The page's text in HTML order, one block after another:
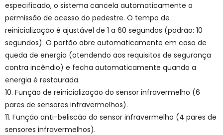
especificado, o sistema cancela automaticamente a
permissão de acesso do pedestre. O tempo de
reinicialização é ajustável de 1 a 60 segundos (padrão: 10
segundos). O portão abre automaticamente em caso de
queda de energia (atendendo aos requisitos de segurança
contra incêndio) e fecha automaticamente quando a
energia é restaurada.
10. Função de reinicialização do sensor infravermelho (6
pares de sensores infravermelhos).
11. Função anti-beliscão do sensor infravermelho (4 pares de
sensores infravermelhos).